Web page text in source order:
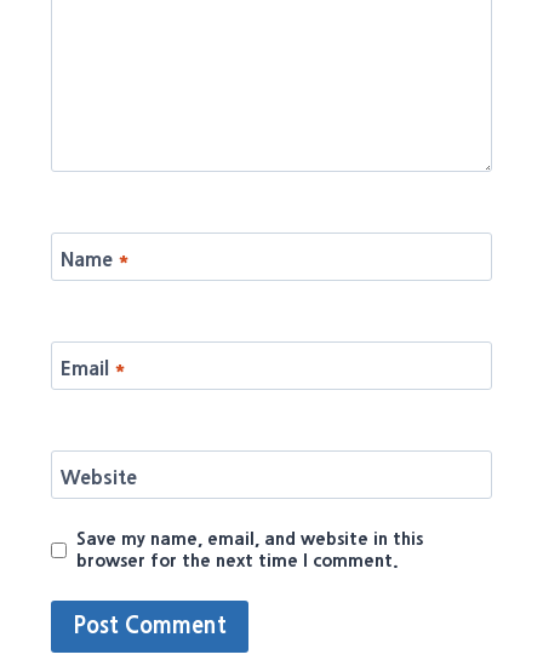
Name *
Email *
Website
Save my name, email, and website in this
browser for the next time I comment.